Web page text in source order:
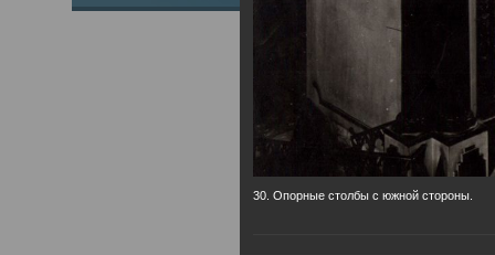
30. Опорные столбы с южной стороны.